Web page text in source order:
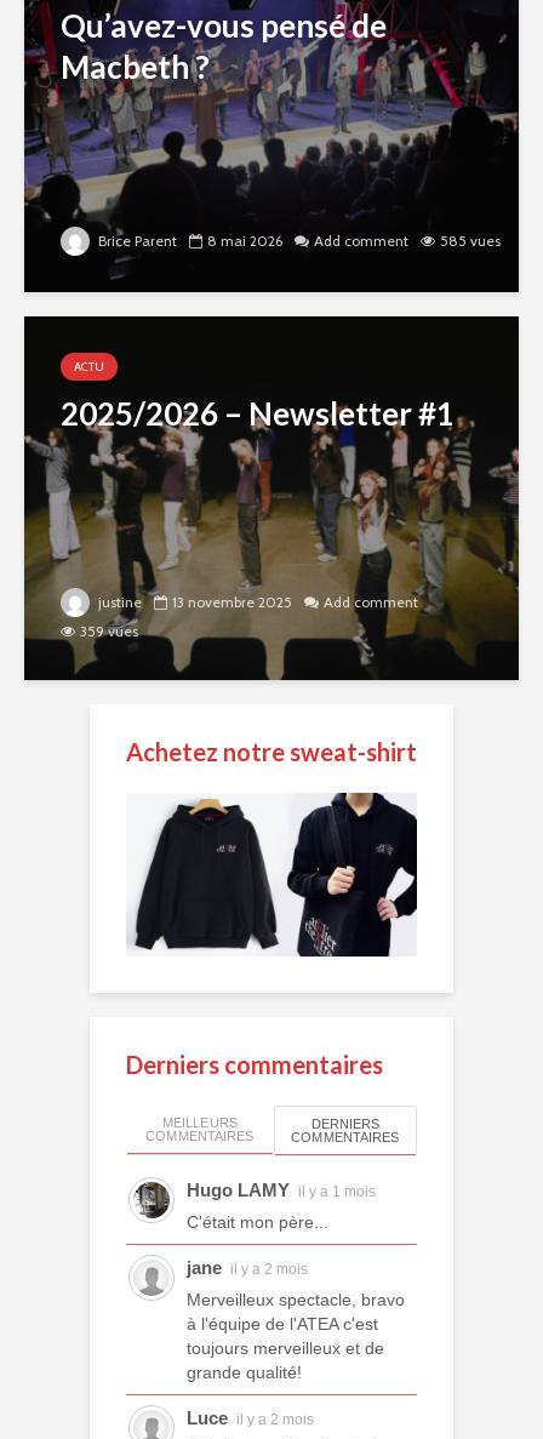
Qu’avez-vous pensé de
Macbeth ?
Brice Parent 8 mai 2026 Add comment 585 vues
ACTU
2025/2026 – Newsletter #1
justine 13 novembre 2025
Add comment
359 vues
Achetez notre sweat-shirt
Derniers commentaires
MEILLEURS
COMMENTAIRES
DERNIERS
COMMENTAIRES
Hugo LAMY il y a 1 mois
C'était mon père...
jane il y a 2 mois
Merveilleux spectacle, bravo
à l'équipe de l'ATEA c'est
toujours merveilleux et de
grande qualité!
Luce il y a 2 mois